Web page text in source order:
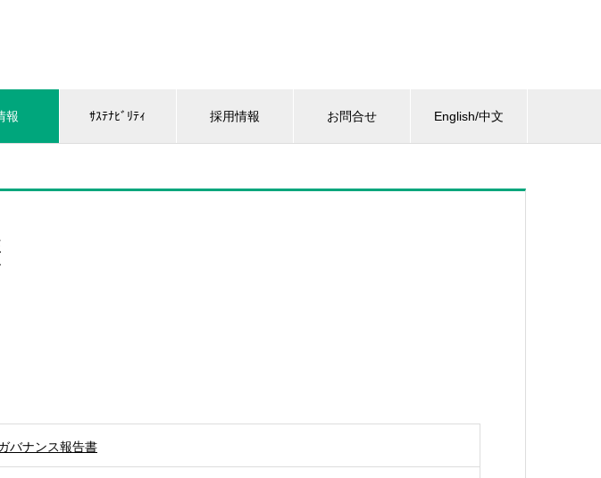
報 ｻｽﾃﾅﾋﾞﾘﾃｨ 採用情報 お問合せ English/中文
バナンス報告書